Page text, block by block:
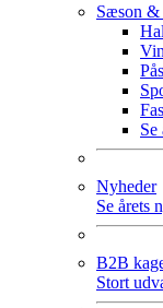
Sæson &
Se
Nyheder
Se årets
B2B
Stort